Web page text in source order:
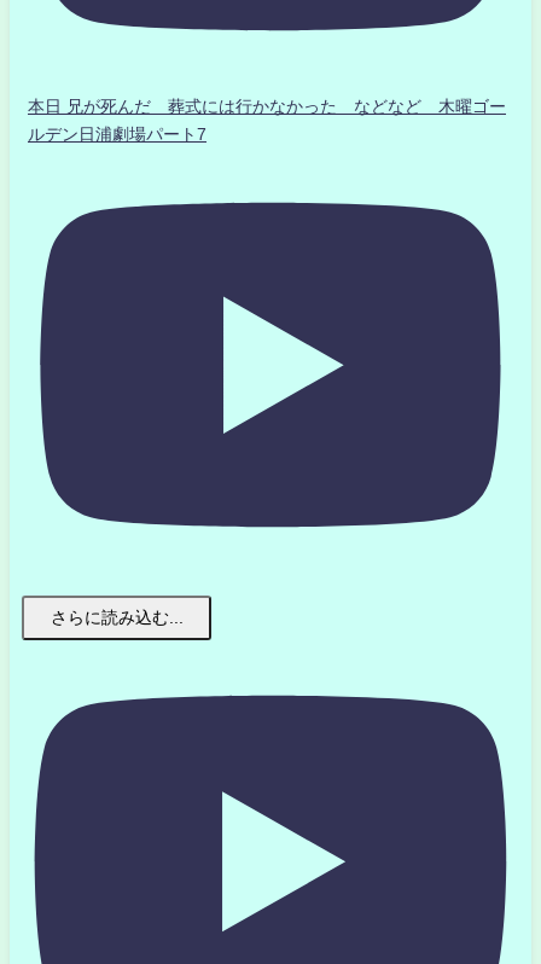
本日 兄が死んだ 葬式には行かなかった などなど 木曜ゴー
ルデン日浦劇場パート7
さらに読み込む...